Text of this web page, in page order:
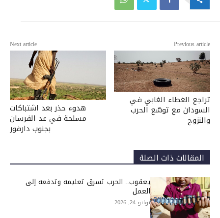
Previous article
تراجع الغطاء الغابي في
السودان مع توسّع الحرب
والنزوح
Next article
هدوء حذر بعد اشتباكات
مسلحة في عد الفرسان
بجنوب دارفور
المقالات ذات الصلة
يعقوب.. الحرب تسرق تعليمه وتدفعه إلى
العمل
يونيو 24, 2026